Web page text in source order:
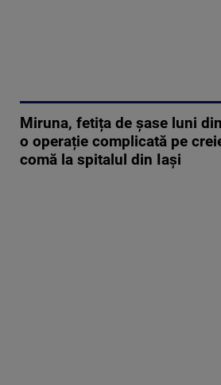
Miruna, fetița de șase luni
o operație complicată pe
comă la spitalul din Iași